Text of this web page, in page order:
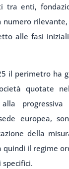
tra enti,
numero
alle fasi
il perimetro ha
quotate
progressiva
europea,
della
quindi il regime